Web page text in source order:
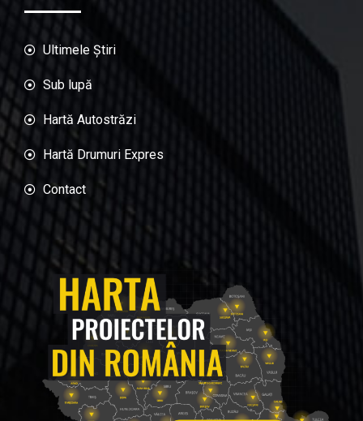
Ultimele Știri
Sub lupă
Hartă Autostrăzi
Hartă Drumuri Expres
Contact